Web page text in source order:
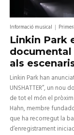
Informació musical
Linkin Park
documental
als
Linkin Park han
UNSHATTER”, un nou
de tot el món el
Hahn, membre
que ha recorregut la
d’enregistrament